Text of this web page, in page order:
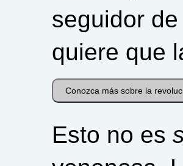
seguidor
quiere que
Conozca más sobre la
Esto no es